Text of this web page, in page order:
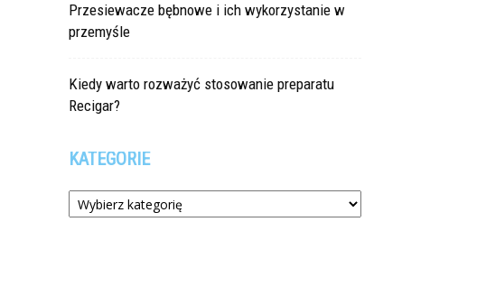
Przesiewacze bębnowe i ich wykorzystanie w
przemyśle
Kiedy warto rozważyć stosowanie preparatu
Recigar?
KATEGORIE
Kategorie